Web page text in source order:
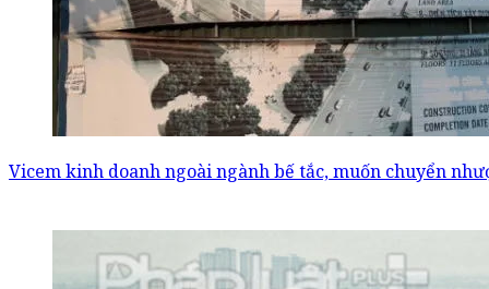
Vicem kinh doanh ngoài ngành bế tắc, muốn chuyển